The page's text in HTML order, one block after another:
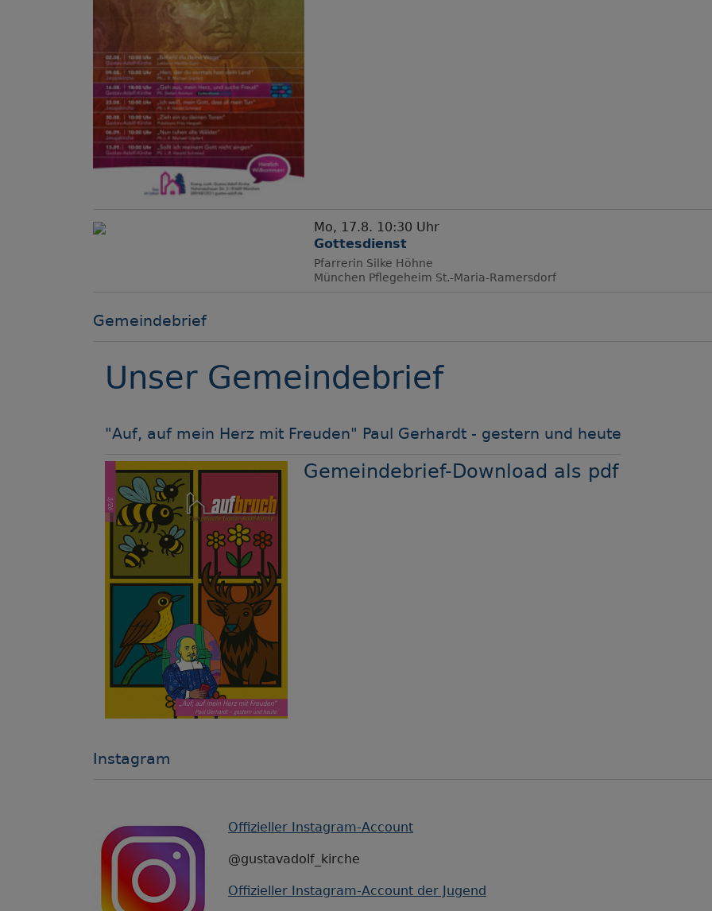
Mo, 17.8. 10:30 Uhr
Gottesdienst
Pfarrerin Silke Höhne
München Pflegeheim St.-Maria-Ramersdorf
Gemeindebrief
Unser Gemeindebrief
"Auf, auf mein Herz mit Freuden" Paul Gerhardt - gestern und heute
Gemeindebrief-Download als pdf
Instagram
Offizieller Instagram-Account
@gustavadolf_kirche
Offizieller Instagram-Account der Jugend